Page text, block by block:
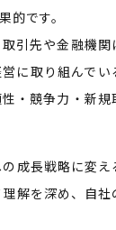
的です。
引先や金融機
に取り組んで
・競争力・新
成長戦略に変
解を深め、自社